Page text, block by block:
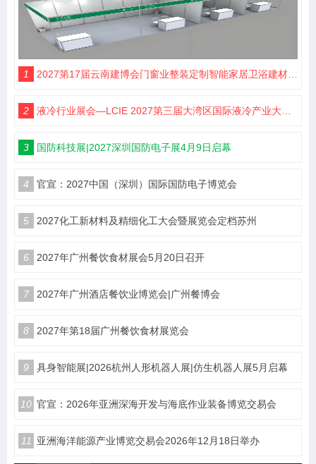
1 2027第17届云南建博会门窗业整装定制智能家居卫浴建材展会
2 液冷行业展会—LCIE 2027第三届大湾区国际液冷产业大会暨展览会（深圳）
3 国防科技展|2027深圳国防电子展4月9日启幕
4 官宣：2027中国（深圳）国际国防电子博览会
5 2027化工新材料及精细化工大会暨展览会定档苏州
6 2027年广州餐饮食材展会5月20日召开
7 2027年广州酒店餐饮业博览会|广州餐博会
8 2027年第18届广州餐饮食材展览会
9 具身智能展|2026杭州人形机器人展|仿生机器人展5月启幕
10 官宣：2026年亚洲深海开发与海底作业装备博览交易会
11 亚洲海洋能源产业博览交易会2026年12月18日举办